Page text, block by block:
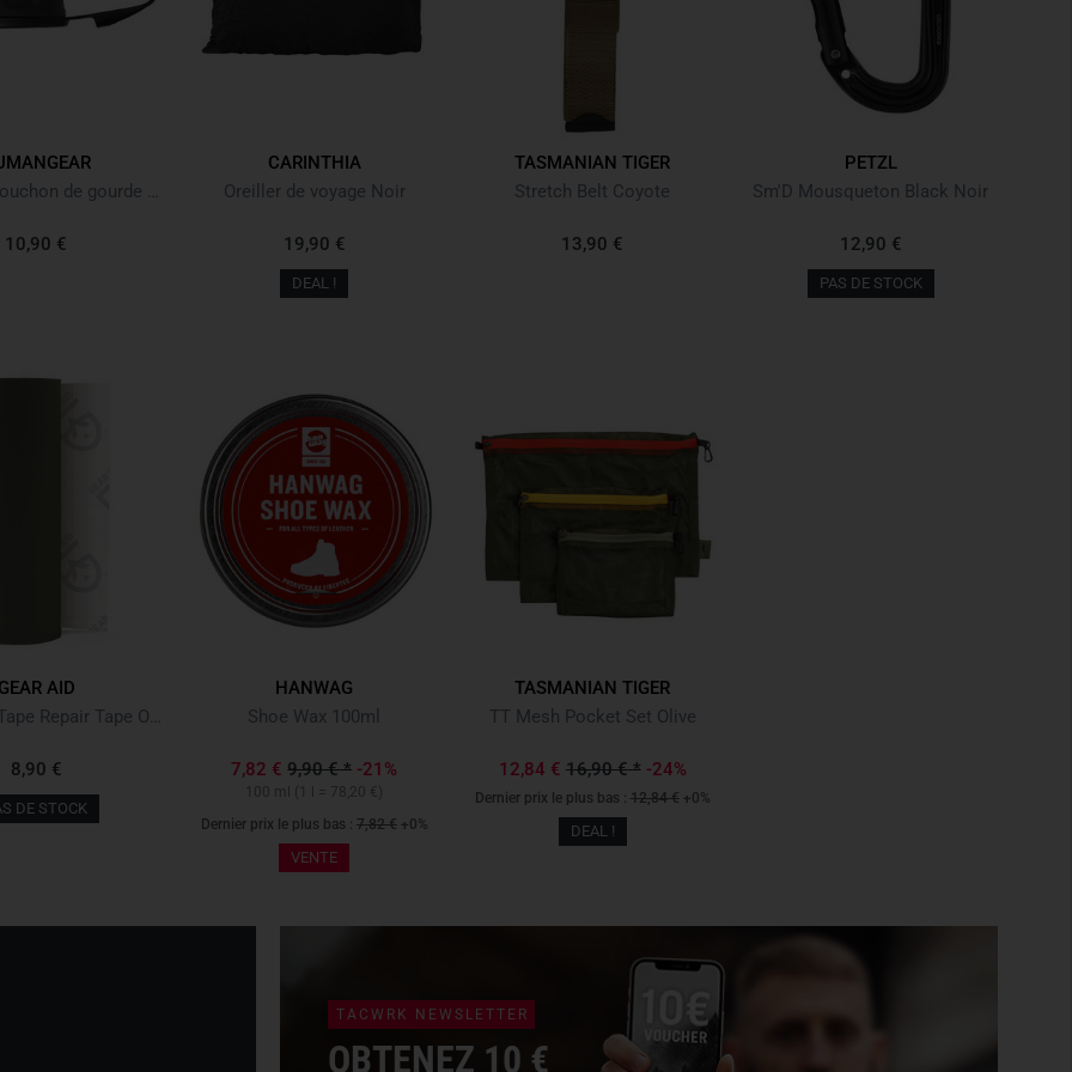
10,90 €
CARINTHIA
Oreiller de voyage Noir
19,90 €
DEAL !
TASMANIAN TIGER
Stretch Belt Coyote
13,90 €
PETZL
Sm'D Mousqueton Black Noir
12,90 €
PAS DE STOCK
AID
8,90 €
DE STOCK
HANWAG
Shoe Wax 100ml
7,82 €9,90 €* -21%
Dernier prix le plus bas : 7,82 € +0%
VENTE
TASMANIAN TIGER
TT Mesh Pocket Set Olive
12,84 € 16,90 €* -24%
Dernier prix le plus bas : 12,84 € +0%
DEAL !
TACWRK NEWSLETTER
OBTENEZ 10 €